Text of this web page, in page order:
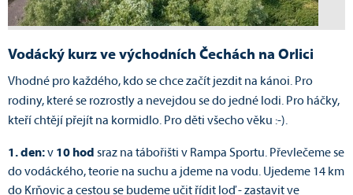
Vodácký kurz ve východních Čechách na Orlici
Vhodné pro každého, kdo se chce začít jezdit na kánoi. Pro
rodiny, které se rozrostly a nevejdou se do jedné lodi. Pro háčky,
kteří chtějí přejít na kormidlo. Pro děti všecho věku :-).
1. den:v 10 hod sraz na tábořišti v Rampa Sportu. Převlečeme se
do vodáckého, teorie na suchu a jdeme na vodu. Ujedeme 14 km
do Krňovic a cestou se budeme učit řídit loď - zastavit ve